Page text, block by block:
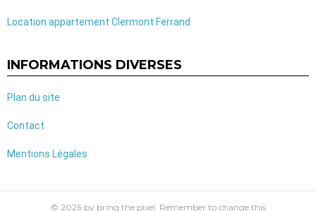
Location appartement Clermont Ferrand
INFORMATIONS DIVERSES
Plan du site
Contact
Mentions Légales
© 2026 by bring the pixel. Remember to change this